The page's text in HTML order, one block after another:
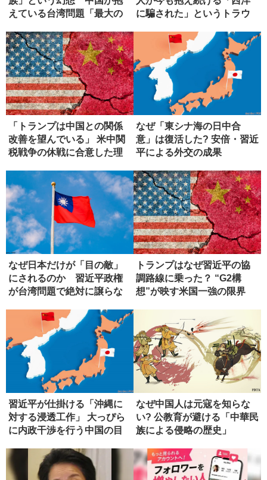
えている台湾問題「最大の
に騙された」というトラウ
「トランプは中国との関係
改善を望んでいる」 米中関
税戦争の休戦に合意した理
なぜ「東シナ海の日中合
意」は復活した? 安倍・習近
平による外交の成果
なぜ日本だけが「目の敵」
にされるのか 習近平政権
が台湾問題で絶対に譲らな
トランプはなぜ習近平の協
調路線に乗った？ “G2構
想”が映す米国一強の限界
習近平が仕掛ける「沖縄に
対する浸透工作」 大っぴら
に内政干渉を行う中国の目
なぜ中国人は元寇を知らな
い? 公教育が避ける「中華民
族による侵略の歴史」